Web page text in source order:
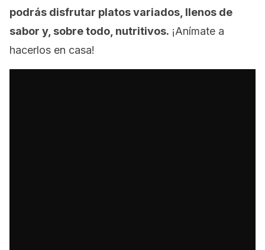
podrás disfrutar platos variados, llenos de
sabor y, sobre todo, nutritivos. ¡Anímate a
hacerlos en casa!